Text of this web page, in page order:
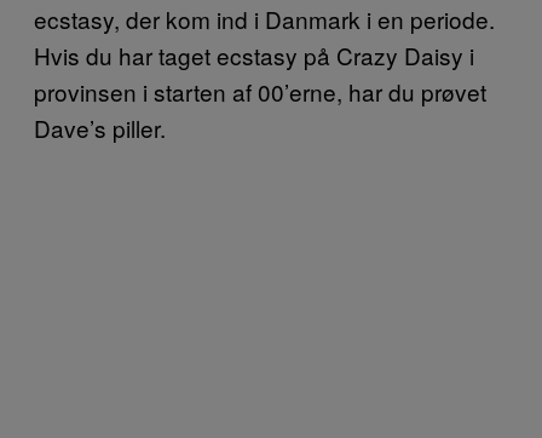
ecstasy, der kom ind i Danmark i en periode.
Hvis du har taget ecstasy på Crazy Daisy i
provinsen i starten af 00’erne, har du prøvet
Dave’s piller.